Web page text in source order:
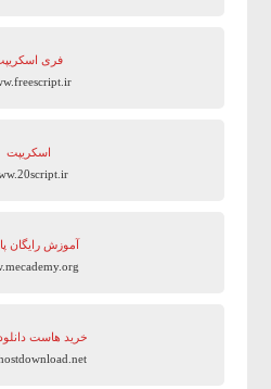
فری
اسکریپت
آموزش رایگان
خرید هاست